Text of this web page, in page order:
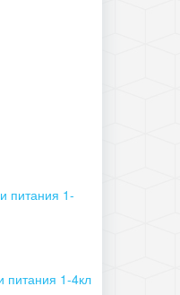
питания 1-
1-4кл